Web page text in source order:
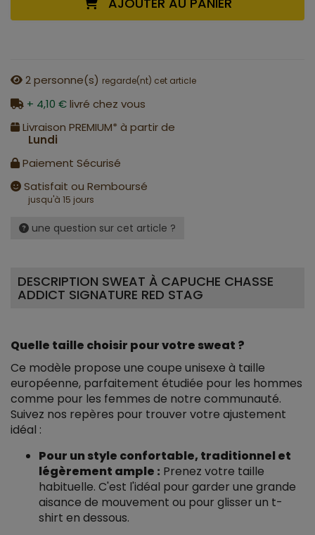
2personne(s) regarde(nt) cet article
+ 4,10 €livré chez vous
Livraison PREMIUM* à partir de
Lundi
Paiement Sécurisé
Satisfait ou Remboursé
jusqu'à 15 jours
une question sur cet article ?
DESCRIPTION SWEAT À CAPUCHE CHASSE
ADDICT SIGNATURE RED STAG
Quelle taille choisir pour votre sweat ?
Ce modèle propose une coupe unisexe à taille
européenne, parfaitement étudiée pour les hommes
comme pour les femmes de notre communauté.
Suivez nos repères pour trouver votre ajustement
idéal :
Pour un style confortable, traditionnel et
légèrement ample : Prenez votre taille
habituelle. C'est l'idéal pour garder une grande
aisance de mouvement ou pour glisser un t-
shirt en dessous.